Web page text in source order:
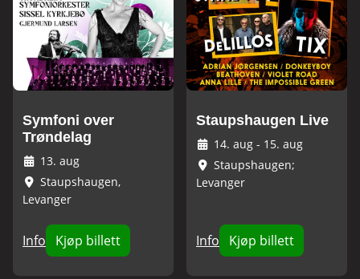
Symfoni over
Trøndelag
13. aug
Staupshaugen,
Levanger
Info Kjøp billett
Staupshaugen Live
14. aug - 15. aug
Staupshaugen;
Levanger
Info Kjøp billett